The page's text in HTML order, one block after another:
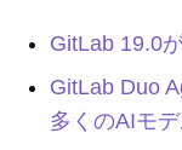
GitLab 19.0
GitLab Duo
多くのAIモ